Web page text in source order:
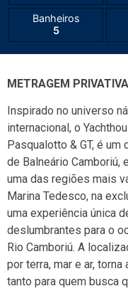
Banheiros
5
METRAGEM
Inspirado no universo
internacional, o
Pasqualotto & GT, é um
de Balneário Camboriú,
uma das regiões mais
Marina Tedesco, na
uma experiência única
deslumbrantes para o
Rio Camboriú. A
por terra, mar e ar,
tanto para quem busca